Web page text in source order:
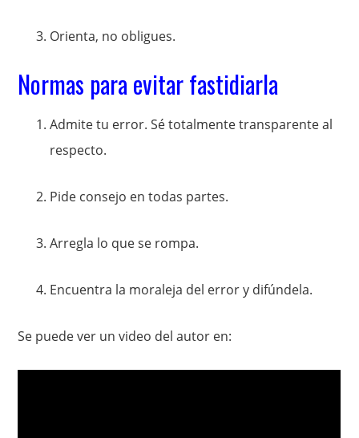
Orienta, no obligues.
Normas para evitar fastidiarla
Admite tu error. Sé totalmente transparente al
respecto.
Pide consejo en todas partes.
Arregla lo que se rompa.
Encuentra la moraleja del error y difúndela.
Se puede ver un video del autor en: